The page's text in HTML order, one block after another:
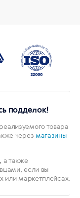
подделок!
товара
через магазины
а также
если вы
или маркетплейсах.